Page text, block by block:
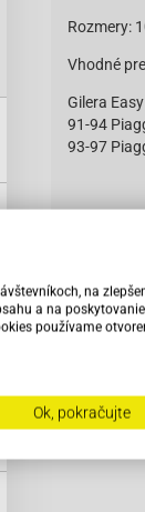
Rozmery:
Vhodné
Gilera
91-94
93-97
Gilera-
Gilera-
Piaggio-
Piaggio-
Piaggio-
Piaggio-
Čítať viac
na
a na
používame
Ok, pokračujte